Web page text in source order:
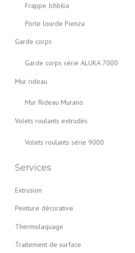
Frappe Ichbilia
Porte lourde Pienza
Garde corps
Garde corps série ALUKA 7000
Mur rideau
Mur Rideau Murano
Volets roulants extrudés
Volets roulants série 9000
Services
Extrusion
Peinture décorative
Thermolaquage
Traitement de surface